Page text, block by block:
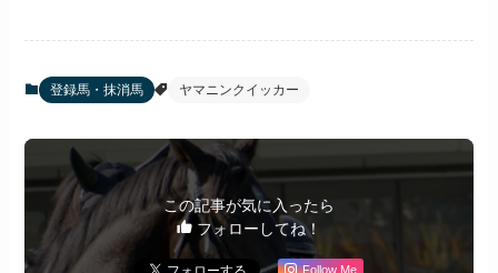
登録馬・抹消馬 ヤマニンクイッカー
この記事が気に入ったら
フォローしてね！
Follow Me